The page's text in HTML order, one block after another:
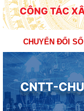
CHUYỂN ĐỔI SỐ